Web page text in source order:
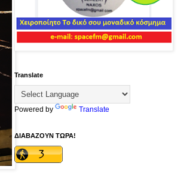
Translate
Powered by Translate
ΔΙΑΒΑΖΟΥΝ ΤΩΡΑ!